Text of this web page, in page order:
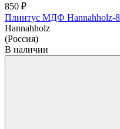
850 ₽
Плинтус МДФ Hannahholz-
Hannahholz
(Россия)
В наличии